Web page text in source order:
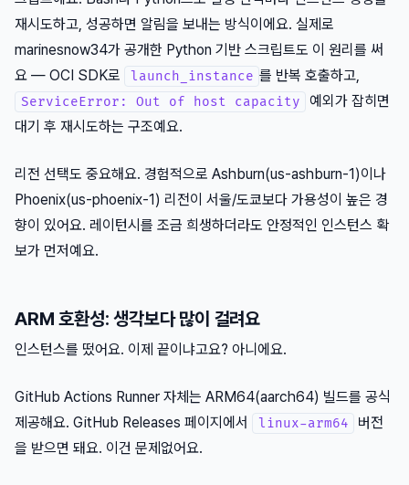
재시도하고, 성공하면 알림을 보내는 방식이에요. 실제로
marinesnow34가 공개한 Python 기반 스크립트도 이 원리를 써
요 — OCI SDK로
launch_instance 를 반복 호출하고,
ServiceError: Out of host capacity
예외가 잡히면
대기 후 재시도하는 구조예요.
리전 선택도 중요해요. 경험적으로 Ashburn(us-ashburn-1)이나
Phoenix(us-phoenix-1) 리전이 서울/도쿄보다 가용성이 높은 경
향이 있어요. 레이턴시를 조금 희생하더라도 안정적인 인스턴스 확
보가 먼저예요.
ARM 호환성: 생각보다 많이 걸려요
인스턴스를 떴어요. 이제 끝이냐고요? 아니에요.
GitHub Actions Runner 자체는 ARM64(aarch64) 빌드를 공식
제공해요. GitHub Releases 페이지에서
linux-arm64
버전
을 받으면 돼요. 이건 문제없어요.